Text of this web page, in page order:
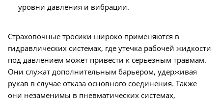
уровни давления и вибрации.
Страховочные тросики широко применяются в
гидравлических системах, где утечка рабочей жидкости
под давлением может привести к серьезным травмам.
Они служат дополнительным барьером, удерживая
рукав в случае отказа основного соединения. Также
они незаменимы в пневматических системах,